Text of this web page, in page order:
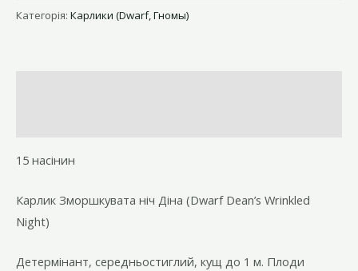
ніч
Категорія: Карлики (Dwarf, Гномы)
15 насінин
Карлик Зморшкувата ніч Діна (Dwarf Dean’s Wrinkled
Night)
Детермінант, середньостиглий, кущ до 1 м. Плоди